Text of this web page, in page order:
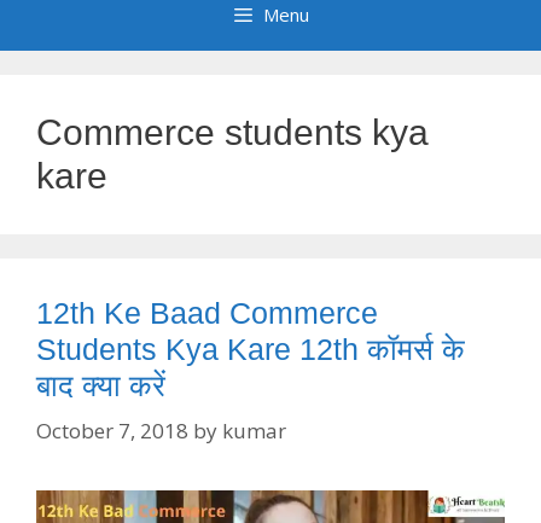
Menu
Commerce students kya
kare
12th Ke Baad Commerce
Students Kya Kare 12th कॉमर्स के
बाद क्या करें
October 7, 2018 by kumar